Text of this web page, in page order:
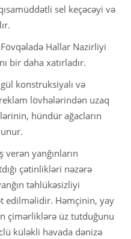
sel keçəcəyi və
Hallar Nazirliyi
bir daha xatırladır.
konstruksiyalı və
lövhələrindən uzaq
hündür ağacların
yanğınların
çətinlikləri nəzərə
təhlükəsizliyi
edilməlidir. Həmçinin, yay
çimərliklərə üz tutduğunu
küləkli havada dənizə